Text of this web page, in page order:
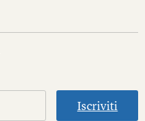
Iscriviti